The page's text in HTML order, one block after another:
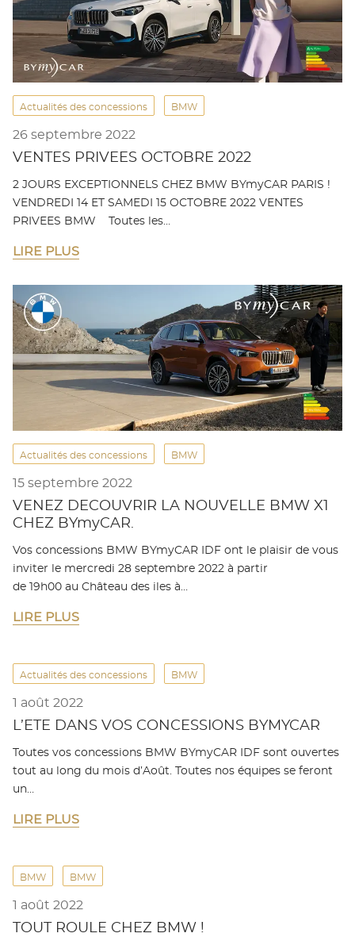
Actualités des concessions BMW
26 septembre 2022
VENTES PRIVEES OCTOBRE 2022
2 JOURS EXCEPTIONNELS CHEZ BMW BYmyCAR PARIS !
VENDREDI 14 ET SAMEDI 15 OCTOBRE 2022 VENTES
PRIVEES BMW Toutes les…
LIRE PLUS
Actualités des concessions BMW
15 septembre 2022
VENEZ DECOUVRIR LA NOUVELLE BMW X1
CHEZ BYmyCAR.
Vos concessions BMW BYmyCAR IDF ont le plaisir de vous
inviter le mercredi 28 septembre 2022 à partir
de 19h00 au Château des iles à…
LIRE PLUS
Actualités des concessions BMW
1 août 2022
L’ETE DANS VOS CONCESSIONS BYMYCAR
Toutes vos concessions BMW BYmyCAR IDF sont ouvertes
tout au long du mois d’Août. Toutes nos équipes se feront
un…
LIRE PLUS
BMW BMW
1 août 2022
TOUT ROULE CHEZ BMW !